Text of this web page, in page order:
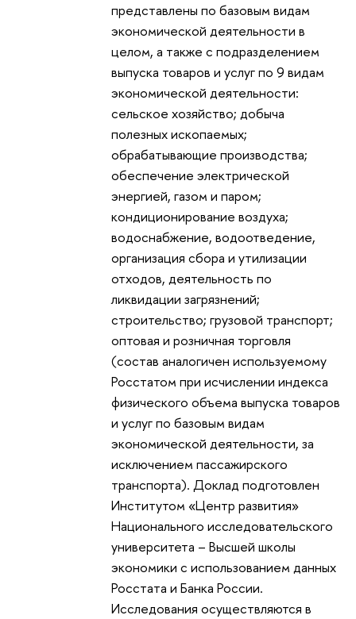
представлены по базовым видам
экономической деятельности в
целом, а также с подразделением
выпуска товаров и услуг по 9 видам
экономической деятельности:
сельское хозяйство; добыча
полезных ископаемых;
обрабатывающие производства;
обеспечение электрической
энергией, газом и паром;
кондиционирование воздуха;
водоснабжение, водоотведение,
организация сбора и утилизации
отходов, деятельность по
ликвидации загрязнений;
строительство; грузовой транспорт;
оптовая и розничная торговля
(состав аналогичен используемому
Росстатом при исчислении индекса
физического объема выпуска товаров
и услуг по базовым видам
экономической деятельности, за
исключением пассажирского
транспорта). Доклад подготовлен
Институтом «Центр развития»
Национального исследовательского
университета – Высшей школы
экономики с использованием данных
Росстата и Банка России.
Исследования осуществляются в